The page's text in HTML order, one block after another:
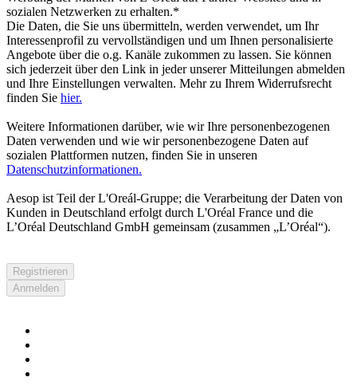
sozialen Netzwerken zu erhalten.*
Die Daten, die Sie uns übermitteln, werden verwendet, um Ihr
Interessenprofil zu vervollständigen und um Ihnen personalisierte
Angebote über die o.g. Kanäle zukommen zu lassen. Sie können
sich jederzeit über den Link in jeder unserer Mitteilungen abmelden
und Ihre Einstellungen verwalten. Mehr zu Ihrem Widerrufsrecht
finden Sie hier.
Weitere Informationen darüber, wie wir Ihre personenbezogenen
Daten verwenden und wie wir personenbezogene Daten auf
sozialen Plattformen nutzen, finden Sie in unseren
Datenschutzinformationen.
Aesop ist Teil der L'Oreál-Gruppe; die Verarbeitung der Daten von
Kunden in Deutschland erfolgt durch L'Oréal France und die
L’Oréal Deutschland GmbH gemeinsam (zusammen „L’Oréal“).
Registrieren
Anmelden